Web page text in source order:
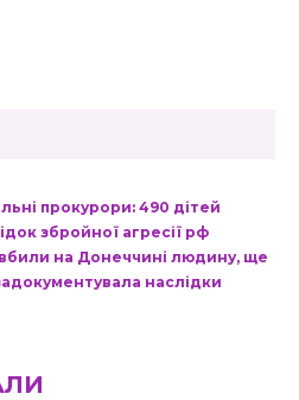
прокурори: 490 дітей
збройної агресії рф
на Донеччині людину, ще
наслідки